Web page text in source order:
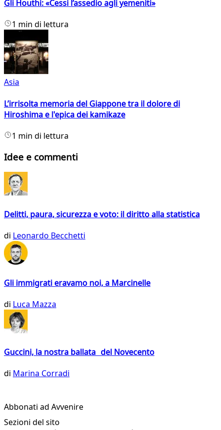
Gli Houthi: «Cessi l’assedio agli yemeniti»
1 min di lettura
Asia
L’irrisolta memoria del Giappone tra il dolore di
Hiroshima e l'epica dei kamikaze
1 min di lettura
Idee e commenti
Delitti, paura, sicurezza e voto: il diritto alla statistica
di Leonardo Becchetti
Gli immigrati eravamo noi, a Marcinelle
di Luca Mazza
Guccini, la nostra ballata del Novecento
di Marina Corradi
Abbonati ad Avvenire
Sezioni del sito